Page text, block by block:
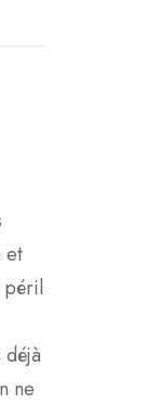
et
péril
ne